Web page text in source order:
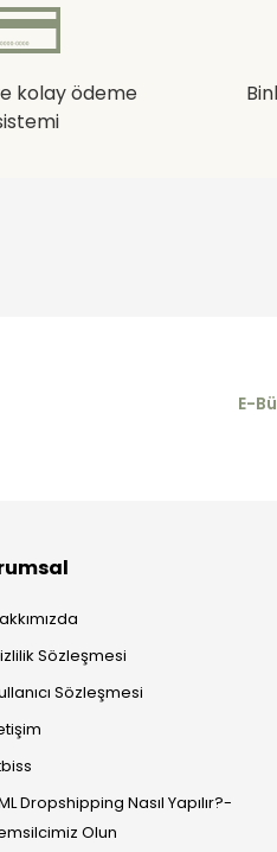
kolay ödeme
E-
Sözleşmesi
Sözleşmesi
Dropshipping Nasıl Yapılır?-
Olun